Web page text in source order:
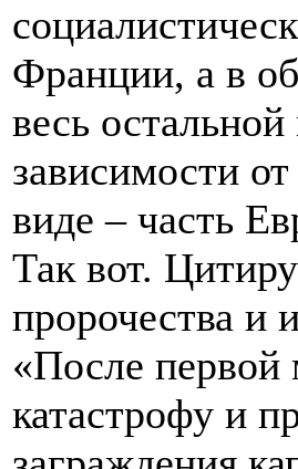
Франции, а в
весь
зависимости
виде – часть
Так вот.
пророчества и
«После первой
катастрофу и